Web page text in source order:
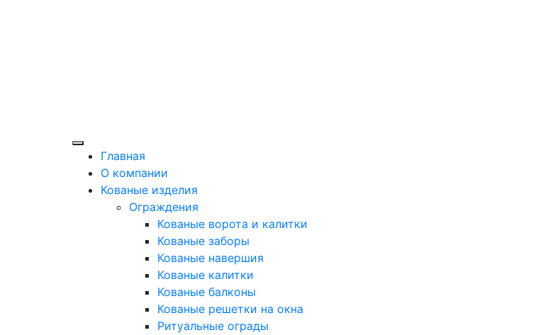
Главная
О компании
Кованые изделия
Ограждения
Кованые ворота и калитки
Кованые заборы
Кованые навершия
Кованые калитки
Кованые балконы
Кованые решетки на окна
Ритуальные ограды